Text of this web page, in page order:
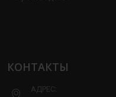
КОНТАКТЫ
АДРЕС: